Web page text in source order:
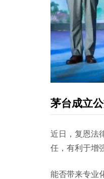
茅台成立
近日，复恩法
任，有利于增
能否带来专业